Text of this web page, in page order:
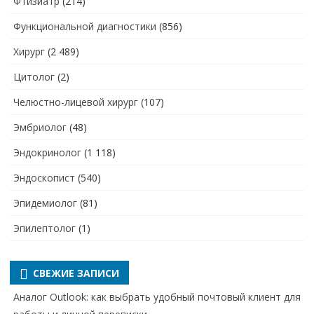
Функциональной диагностики (856)
Хирург (2 489)
Цитолог (2)
Челюстно-лицевой хирург (107)
Эмбриолог (48)
Эндокринолог (1 118)
Эндоскопист (540)
Эпидемиолог (81)
Эпилептолог (1)
СВЕЖИЕ ЗАПИСИ
Аналог Outlook: как выбрать удобный почтовый клиент для